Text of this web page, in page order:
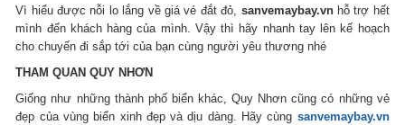
Vì hiểu được nỗi lo lắng về giá vé đắt đỏ, sanvemaybay.vnhỗ trợ hết
mình đến khách hàng của mình. Vậy thì hãy nhanh tay lên kế hoạch
cho chuyến đi sắp tới của bạn cùng người yêu thương nhé
THAM QUAN QUY NHƠN
Giống như những thành phố biển khác, Quy Nhơn cũng có những vẻ
đẹp của vùng biển xinh đẹp và dịu dàng. Hãy cùng sanvemaybay.vn